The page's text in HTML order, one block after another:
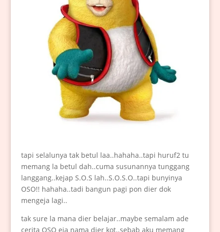
tapi selalunya tak betul laa..hahaha..tapi huruf2 tu
memang la betul dah..cuma susunannya tunggang
langgang..kejap S.O.S lah..S.O.S.O..tapi bunyinya
OSO!! hahaha..tadi bangun pagi pon dier dok
mengeja lagi..
tak sure la mana dier belajar..maybe semalam ade
cerita OSO eja nama dier kot..sebab aku memang